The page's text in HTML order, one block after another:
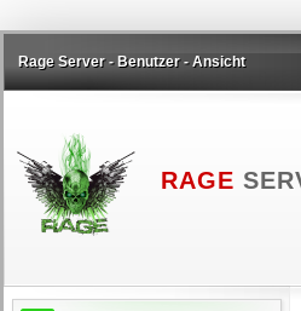
Rage Server - Benutzer - Ansicht
RAGE